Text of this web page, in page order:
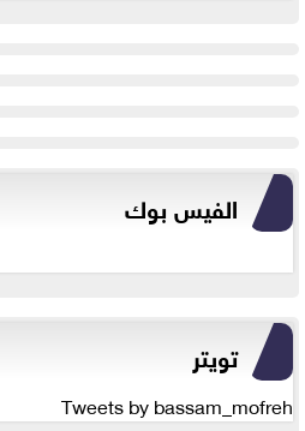
الفيس بوك
تويتر
Tweets by bassam_mofreh